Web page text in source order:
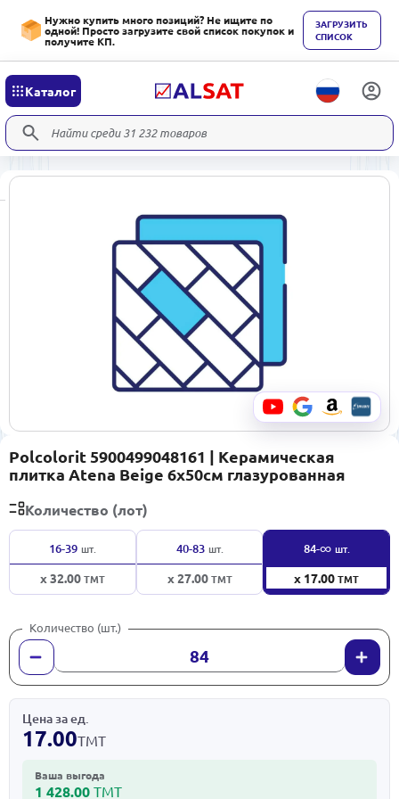
Нужно купить много позиций? Не ищите по
одной! Просто загрузите свой список покупок и
получите КП.
ЗАГРУЗИТЬ
СПИСОК
Каталог
Polcolorit 5900499048161 | Керамическая
плитка Atena Beige 6x50см глазурованная
Количество (лот)
16-39 шт.
x 32.00ТМТ
40-83 шт.
x 27.00ТМТ
84-∞ шт.
x 17.00ТМТ
Количество (шт.)
Цена за ед.
17.00ТМТ
Ваша выгода
1 428.00 ТМТ